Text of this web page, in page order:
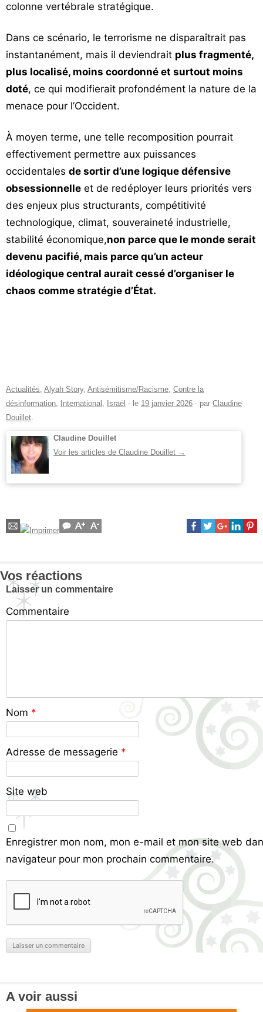
colonne vertébrale stratégique.
Dans ce scénario, le terrorisme ne disparaîtrait pas
instantanément, mais il deviendrait plus fragmenté,
plus localisé, moins coordonné et surtout moins
doté, ce qui modifierait profondément la nature de la
menace pour l’Occident.
À moyen terme, une telle recomposition pourrait
effectivement permettre aux puissances
occidentales de sortir d’une logique défensive
obsessionnelle et de redéployer leurs priorités vers
des enjeux plus structurants, compétitivité
technologique, climat, souveraineté industrielle,
stabilité économique,non parce que le monde serait
devenu pacifié, mais parce qu’un acteur
idéologique central aurait cessé d’organiser le
chaos comme stratégie d’État.
Actualités, Alyah Story, Antisémitisme/Racisme, Contre la
désinformation, International , Israël - le 19 janvier 2026 - par Claudine
Douillet.
Claudine Douillet
Voir les articles de Claudine Douillet →
Vos réactions
Laisser un commentaire
Commentaire
Nom *
Adresse de messagerie *
Site web
Enregistrer mon nom, mon e-mail et mon site web
navigateur pour mon prochain commentaire.
A voir aussi